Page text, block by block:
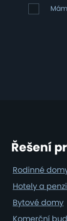
osobních
údajů
Mám
zájem
Řešení
Rodinné
Hotely a
Bytové domy
Komerční